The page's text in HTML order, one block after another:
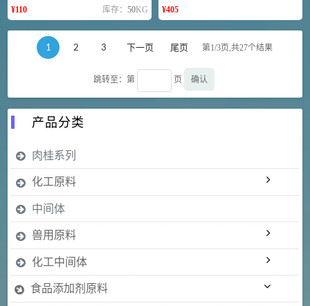
¥110 库存： 50KG ¥405
1 2 3 下一页 尾页 第1/3页,共27个结果
跳转至：第 页 确认
产品分类
肉桂系列
化工原料
中间体
兽用原料
化工中间体
食品添加剂原料